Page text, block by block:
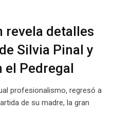
revela detalles
Silvia Pinal y
el Pedregal
profesionalismo, regresó a
de su madre, la gran